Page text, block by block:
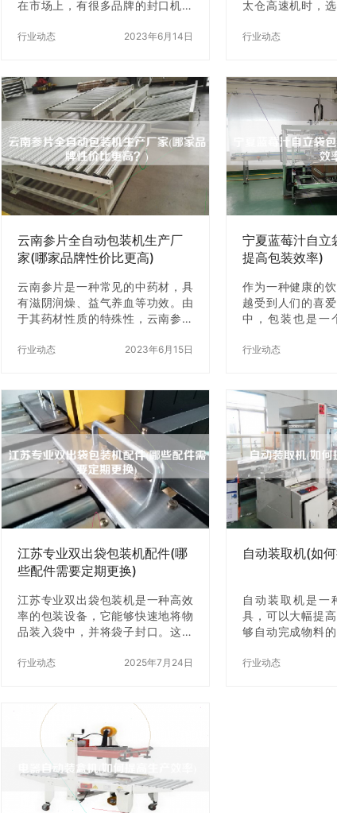
在市场上，有很多品牌的封口机，
和性能也是不同的。本文将为大家
哈尔滨饮料封口机定制 哈尔滨是中
国北方的一个重要城市，也是中国
饮料生产的重要基地之一。在哈尔
滨，有很多专业的饮料封口机定制
厂家，可以根据客户的需求进行定
制。哈尔滨饮料封口机定制的优点
在于可以根据客户的实际需求进行
定制，可以满足客户的个性化需
求。同时，哈尔滨饮料封口机定制
行业动态 2023年6月14日
太仓高速机时，
择z可靠的太仓
解供应商的背景
注册资本、年营
生产基地、生产设
信息。这些信息
网、工商局网站
等途径获取。 二
产能力 太仓高速
的生产能力支持
商时，需要考察
行业动态
云南参片全自动包装机生产厂
家(哪家品牌性价比更高)
云南参片是一种常见的中药材，具
有滋阴润燥、益气养血等功效。由
于其药材性质的特殊性，云南参片
全自动包装机进行包装。那么，在
下面就为大家介绍几家比较靠谱的
云南参片全自动包装机生产厂家。
一、云南昆明市龙德机械有限公司
云南昆明市龙德机械有限公司是一
家专业从事云南参片全自动包装机
生产的厂家。该公司的产品质量稳
定，性能优良，价格实惠，深受广
大用户的好评。其主要产品有全自
动云南参片包装机、全自动药材包
行业动态 2023年6月15日
宁夏蓝莓汁自立
提高包装效率)
作为一种健康的
越受到人们的喜
中，包装也是一
一种高效、快捷
的使用方法以及
率。 一、宁夏蓝
的使用方法 1.准
宁夏蓝莓汁倒入
自立袋放入包装
袋之前，需要先
后将底部展开，
设置参数 包装机
子大小和材质来
行业动态
江苏专业双出袋包装机配件(哪
些配件需要定期更换)
江苏专业双出袋包装机是一种高效
率的包装设备，它能够快速地将物
品装入袋中，并将袋子封口。这种
等行业，因为它们需要高效率和高
运行和保持高效率。本文将介绍江
苏专业双出袋包装机的哪些配件需
要定期z换。 一、导向轮 导向轮是
江苏专业双出袋包装机的重要组成
部分，它们负责将袋子引导到正确
的位置。导向轮通常由橡胶或聚氨
酯制成，这些材料具有耐磨性和耐
行业动态 2025年7月24日
自动装取机(如
自动装取机是一
具，可以大幅提
够自动完成物料
了生产效率。本
行业动态